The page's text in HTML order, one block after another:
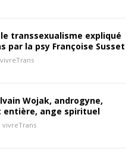
transsexualisme expliqué
par la psy Françoise Susset
vivreTrans
Wojak, androgyne,
ange spirituel
vivreTrans